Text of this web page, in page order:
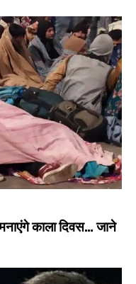
काला दिवस… जाने